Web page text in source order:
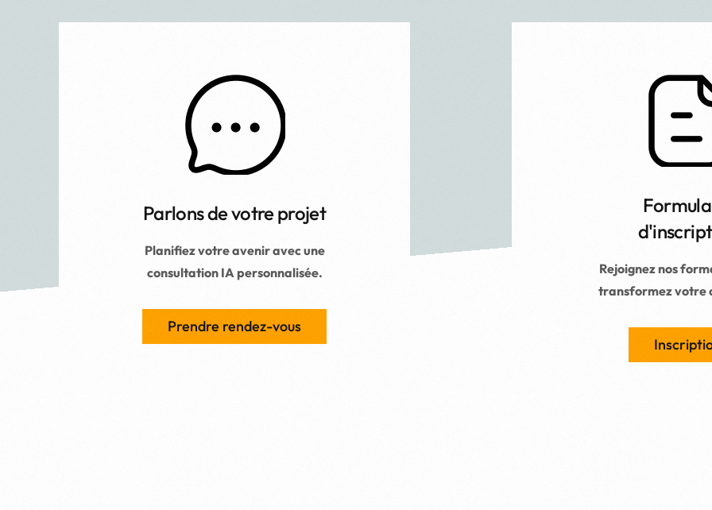
Parlons de votre projet
Planifiez votre avenir avec une
consultation IA personnalisée.
Prendre rendez-vous
Rejoignez nos
transformez votre